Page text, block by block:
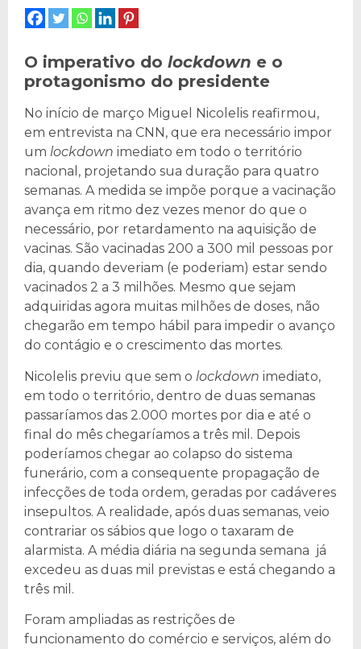
O imperativo do lockdown e o
protagonismo do presidente
No início de março Miguel Nicolelis reafirmou,
em entrevista na CNN, que era necessário impor
um lockdown imediato em todo o território
nacional, projetando sua duração para quatro
semanas. A medida se impõe porque a vacinação
avança em ritmo dez vezes menor do que o
necessário, por retardamento na aquisição de
vacinas. São vacinadas 200 a 300 mil pessoas por
dia, quando deveriam (e poderiam) estar sendo
vacinados 2 a 3 milhões. Mesmo que sejam
adquiridas agora muitas milhões de doses, não
chegarão em tempo hábil para impedir o avanço
do contágio e o crescimento das mortes.
Nicolelis previu que sem o lockdown imediato,
em todo o território, dentro de duas semanas
passaríamos das 2.000 mortes por dia e até o
final do mês chegaríamos a três mil. Depois
poderíamos chegar ao colapso do sistema
funerário, com a consequente propagação de
infecções de toda ordem, geradas por cadáveres
insepultos. A realidade, após duas semanas, veio
contrariar os sábios que logo o taxaram de
alarmista. A média diária na segunda semana já
excedeu as duas mil previstas e está chegando a
três mil.
Foram ampliadas as restrições de
funcionamento do comércio e serviços, além do